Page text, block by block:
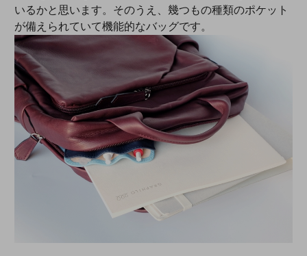
いるかと思います。そのうえ、幾つもの種類のポケット
が備えられていて機能的なバッグです。